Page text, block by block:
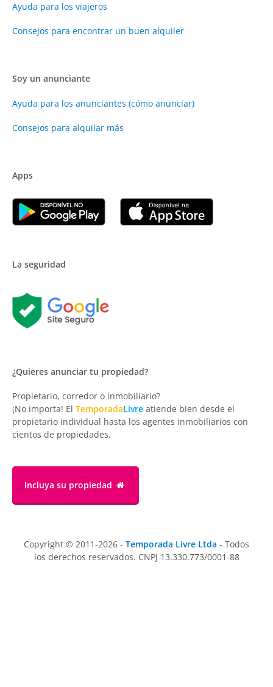
Ayuda para los viajeros
Consejos para encontrar un buen alquiler
Soy un anunciante
Ayuda para los anunciantes (cómo anunciar)
Consejos para alquilar más
Apps
La seguridad
¿Quieres anunciar tu propiedad?
Propietario, corredor o inmobiliario?
¡No importa! El TemporadaLivre atiende bien desde el
propietario individual hasta los agentes inmobiliarios con
cientos de propiedades.
Incluya su propiedad
Copyright © 2011-2026 - Temporada Livre Ltda - Todos
los derechos reservados. CNPJ 13.330.773/0001-88